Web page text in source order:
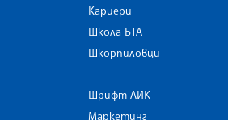
Кариери
Школа БТА
Шкорпиловци
Шрифт ЛИК
Маркетинг